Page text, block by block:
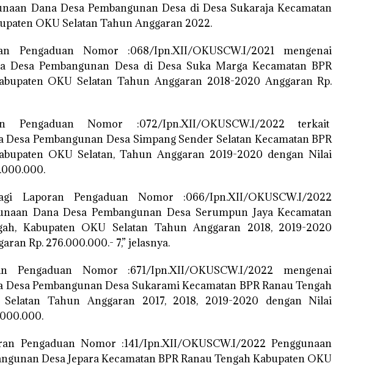
Dana Desa Pembangunan Desa di Desa Sukaraja Kecamatan
OKU Selatan Tahun Anggaran 2022.
Pengaduan Nomor :068/Ipn.XII/OKUSCW.I/2021 mengenai
Desa Pembangunan Desa di Desa Suka Marga Kecamatan BPR
OKU Selatan Tahun Anggaran 2018-2020 Anggaran Rp.
Pengaduan Nomor :072/Ipn.XII/OKUSCW.I/2022 terkait
Desa Pembangunan Desa Simpang Sender Selatan Kecamatan BPR
OKU Selatan, Tahun Anggaran 2019-2020 dengan Nilai
Laporan Pengaduan Nomor :066/Ipn.XII/OKUSCW.I/2022
Dana Desa Pembangunan Desa Serumpun Jaya Kecamatan
Kabupaten OKU Selatan Tahun Anggaran 2018, 2019-2020
Rp. 276.000.000.- 7,” jelasnya.
Pengaduan Nomor :671/Ipn.XII/OKUSCW.I/2022 mengenai
Desa Pembangunan Desa Sukarami Kecamatan BPR Ranau Tengah
Tahun Anggaran 2017, 2018, 2019-2020 dengan Nilai
Pengaduan Nomor :141/Ipn.XII/OKUSCW.I/2022 Penggunaan
Desa Jepara Kecamatan BPR Ranau Tengah Kabupaten OKU